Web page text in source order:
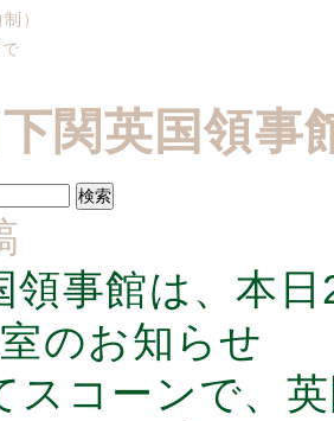
）
下関英国領
領事館は、本
のお知らせ
スコーンで、